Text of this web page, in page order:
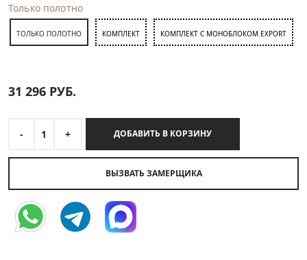
Только полотно
ТОЛЬКО ПОЛОТНО КОМПЛЕКТ КОМПЛЕКТ С МОНОБЛОКОМ EXPORT
31 296 РУБ.
- 1 + ДОБАВИТЬ В КОРЗИНУ
ВЫЗВАТЬ ЗАМЕРЩИКА